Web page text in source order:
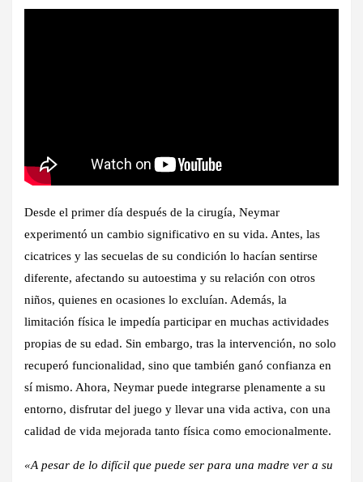
Desde el primer día después de la cirugía, Neymar
experimentó un cambio significativo en su vida. Antes, las
cicatrices y las secuelas de su condición lo hacían sentirse
diferente, afectando su autoestima y su relación con otros
niños, quienes en ocasiones lo excluían. Además, la
limitación física le impedía participar en muchas actividades
propias de su edad. Sin embargo, tras la intervención, no solo
recuperó funcionalidad, sino que también ganó confianza en
sí mismo. Ahora, Neymar puede integrarse plenamente a su
entorno, disfrutar del juego y llevar una vida activa, con una
calidad de vida mejorada tanto física como emocionalmente.
«A pesar de lo difícil que puede ser para una madre ver a su